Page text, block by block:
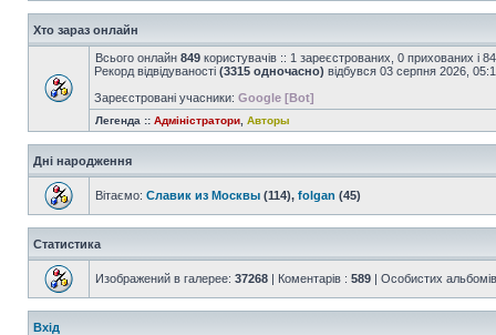
Хто зараз онлайн
Всього онлайн 849 користувачів :: 1 зареєстрованих, 0 прихованих і
Рекорд відвідуваності (3315 одночасно) відбувся 03 серпня 2026,
Зареєстровані учасники: Google [Bot]
Легенда :: Адміністратори Авторы
Дні народження
Вітаємо: Славик из Москвы (114), folgan (45)
Статистика
Изображений в галерее: 37268 | Коментарів : 589 | Особистих
Вхід